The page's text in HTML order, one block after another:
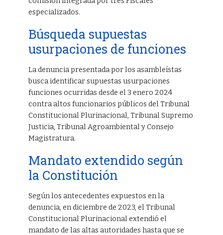
especializados.
Búsqueda supuestas
usurpaciones de funciones
La denuncia presentada por los asambleístas
busca identificar supuestas usurpaciones
funciones ocurridas desde el 3 enero 2024
contra altos funcionarios públicos del Tribunal
Constitucional Plurinacional, Tribunal Supremo
Justicia, Tribunal Agroambiental y Consejo
Magistratura.
Mandato extendido según
la Constitución
Según los antecedentes expuestos en la
denuncia, en diciembre de 2023, el Tribunal
Constitucional Plurinacional extendió el
mandato de las altas autoridades hasta que se